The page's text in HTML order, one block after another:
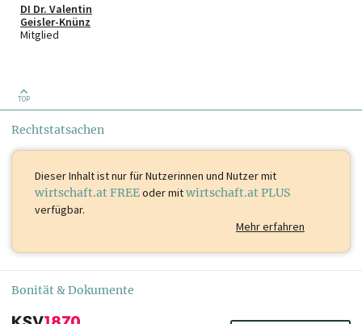
DI Dr. Valentin
Geisler-Knünz
Mitglied
TOP
Rechtstatsachen
Dieser Inhalt istnur für Nutzerinnen und Nutzer mit
wirtschaft.at FREEoder mitwirtschaft.at PLUS
verfügbar.
Mehr erfahren
Bonität & Dokumente